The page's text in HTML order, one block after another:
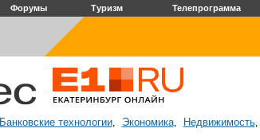
Форумы Туризм Телепрограмма
Банковские технологии, Экономика, Недвижимость,